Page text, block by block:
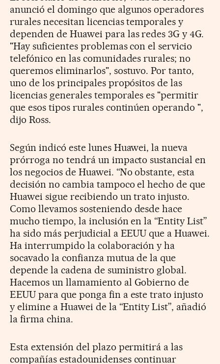
anunció el domingo que algunos operadores
rurales necesitan licencias temporales y
dependen de Huawei para las redes 3G y 4G.
"Hay suficientes problemas con el servicio
telefónico en las comunidades rurales; no
queremos eliminarlos", sostuvo. Por tanto,
uno de los principales propósitos de las
licencias generales temporales es "permitir
que esos tipos rurales continúen operando ",
dijo Ross.
Según indicó este lunes Huawei, la nueva
prórroga no tendrá un impacto sustancial en
los negocios de Huawei. “No obstante, esta
decisión no cambia tampoco el hecho de que
Huawei sigue recibiendo un trato injusto.
Como llevamos sosteniendo desde hace
mucho tiempo, la inclusión en la “Entity List”
ha sido más perjudicial a EEUU que a Huawei.
Ha interrumpido la colaboración y ha
socavado la confianza mutua de la que
depende la cadena de suministro global.
Hacemos un llamamiento al Gobierno de
EEUU para que ponga fin a este trato injusto
y elimine a Huawei de la “Entity List”, añadió
la firma china.
Esta extensión del plazo permitirá a las
compañías estadounidenses continuar